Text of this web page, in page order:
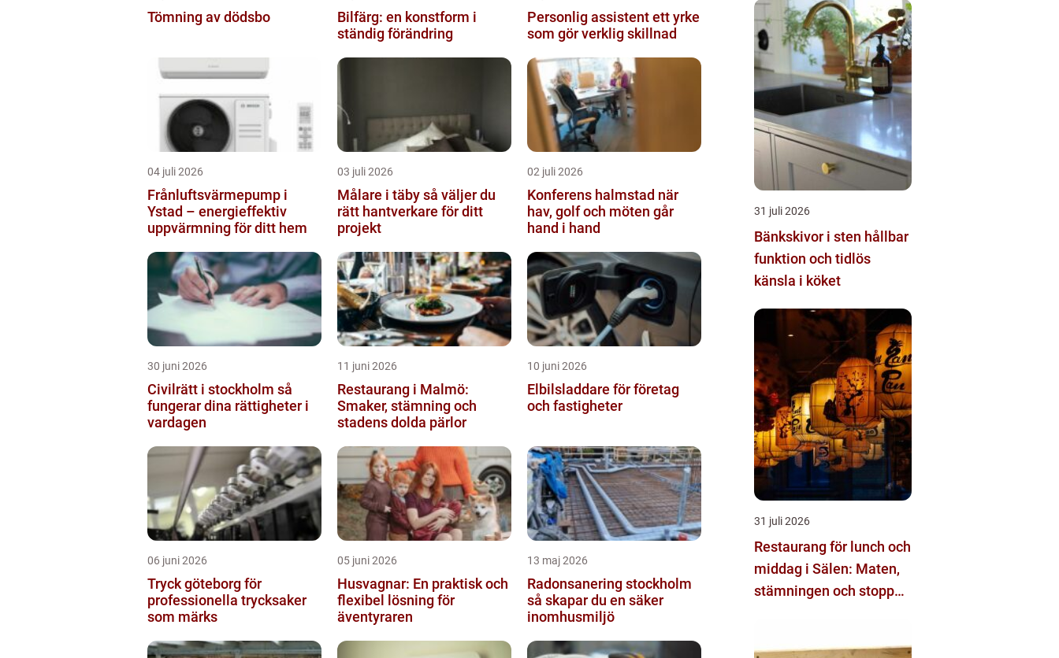
Tömning av dödsbo
Bilfärg: en konstform i
ständig förändring
Personlig assistent ett yrke
som gör verklig skillnad
04 juli 2026
Frånluftsvärmepump i
Ystad – energieffektiv
uppvärmning för ditt hem
03 juli 2026
Målare i täby så väljer du
rätt hantverkare för ditt
projekt
02 juli 2026
Konferens halmstad när
hav, golf och möten går
hand i hand
30 juni 2026
Civilrätt i stockholm så
fungerar dina rättigheter i
vardagen
11 juni 2026
Restaurang i Malmö:
Smaker, stämning och
stadens dolda pärlor
10 juni 2026
Elbilsladdare för företag
och fastigheter
06 juni 2026
Tryck göteborg för
professionella trycksaker
som märks
05 juni 2026
Husvagnar: En praktisk och
flexibel lösning för
äventyraren
13 maj 2026
Radonsanering stockholm
så skapar du en säker
inomhusmiljö
31 juli 2026
Bänkskivor i sten hållbar
funktion och tidlös
känsla i köket
31 juli 2026
Restaurang för lunch och
middag i Sälen: Maten,
stämningen och stoppen